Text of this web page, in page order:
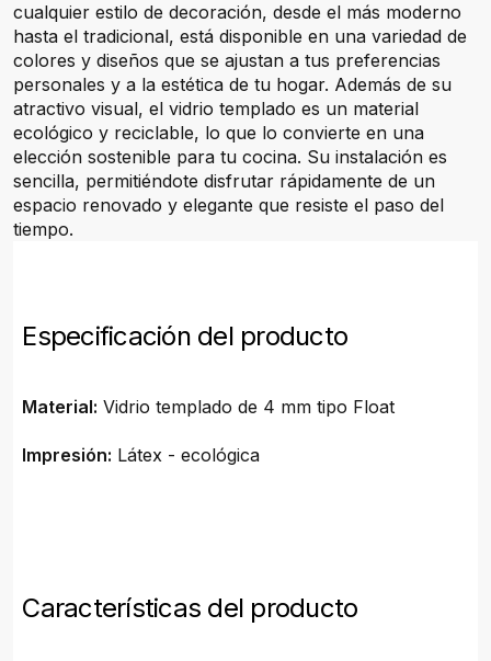
cualquier estilo de decoración, desde el más moderno
hasta el tradicional, está disponible en una variedad de
colores y diseños que se ajustan a tus preferencias
personales y a la estética de tu hogar. Además de su
atractivo visual, el vidrio templado es un material
ecológico y reciclable, lo que lo convierte en una
elección sostenible para tu cocina. Su instalación es
sencilla, permitiéndote disfrutar rápidamente de un
espacio renovado y elegante que resiste el paso del
tiempo.
Especificación del producto
Material: Vidrio templado de 4 mm tipo Float
Impresión: Látex - ecológica
Características del producto